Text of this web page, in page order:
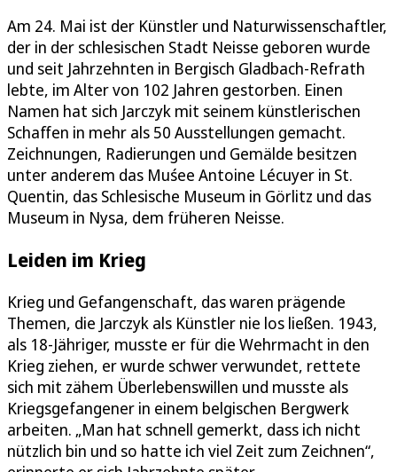
Am 24. Mai ist der Künstler und Naturwissenschaftler,
der in der schlesischen Stadt Neisse geboren wurde
und seit Jahrzehnten in Bergisch Gladbach-Refrath
lebte, im Alter von 102 Jahren gestorben. Einen
Namen hat sich Jarczyk mit seinem künstlerischen
Schaffen in mehr als 50 Ausstellungen gemacht.
Zeichnungen, Radierungen und Gemälde besitzen
unter anderem das Muśee Antoine Lécuyer in St.
Quentin, das Schlesische Museum in Görlitz und das
Museum in Nysa, dem früheren Neisse.
Leiden im Krieg
Krieg und Gefangenschaft, das waren prägende
Themen, die Jarczyk als Künstler nie los ließen. 1943,
als 18-Jähriger, musste er für die Wehrmacht in den
Krieg ziehen, er wurde schwer verwundet, rettete
sich mit zähem Überlebenswillen und musste als
Kriegsgefangener in einem belgischen Bergwerk
arbeiten. „Man hat schnell gemerkt, dass ich nicht
nützlich bin und so hatte ich viel Zeit zum Zeichnen“,